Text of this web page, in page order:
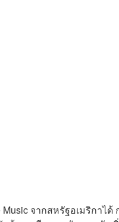
จากสหรัฐอเมริกาได้